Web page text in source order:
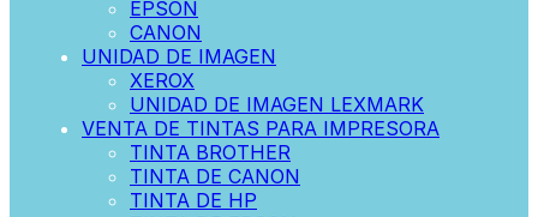
EPSON
CANON
UNIDAD DE IMAGEN
XEROX
UNIDAD DE IMAGEN LEXMARK
VENTA DE TINTAS PARA IMPRESORA
TINTA BROTHER
TINTA DE CANON
TINTA DE HP